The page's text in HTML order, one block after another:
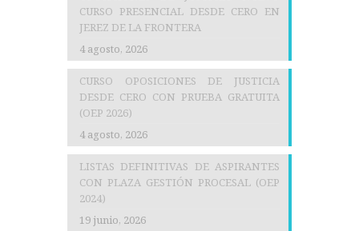
CURSO PRESENCIAL DESDE CERO EN
JEREZ DE LA FRONTERA
4 agosto, 2026
CURSO OPOSICIONES DE JUSTICIA
DESDE CERO CON PRUEBA GRATUITA
(OEP 2026)
4 agosto, 2026
LISTAS DEFINITIVAS DE ASPIRANTES
CON PLAZA GESTIÓN PROCESAL (OEP
2024)
19 junio, 2026